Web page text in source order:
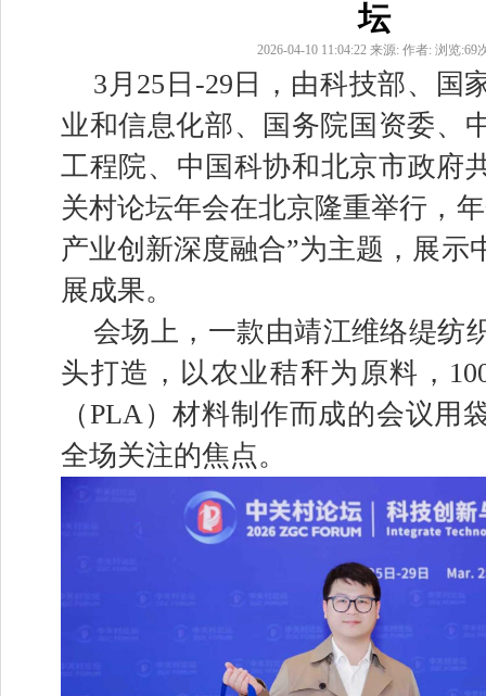
坛
2026-04-10 11:04:22 来源: 作者: 浏览:69
3月25日-29日，由科技部、国
业和信息化部、国务院国资委、
工程院、中国科协和北京市政府
关村论坛年会在北京隆重举行，
产业创新深度融合”为主题，展示
展成果。
会场上，一款由靖江维络缇纺
头打造，以农业秸秆为原料，
（PLA）材料制作而成的会议用
全场关注的焦点。